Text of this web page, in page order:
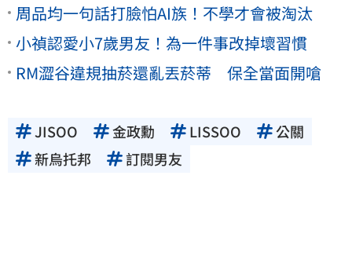
周品均一句話打臉怕AI族！不學才會被淘汰
小禎認愛小7歲男友！為一件事改掉壞習慣
RM澀谷違規抽菸還亂丟菸蒂 保全當面開嗆
JISOO 金政勳 LISSOO
公關
新烏托邦
訂閱男友